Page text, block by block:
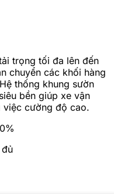
trọng tối đa lên đến
chuyển các khối hàng
thống khung sườn
bền giúp xe vận
việc cường độ cao.